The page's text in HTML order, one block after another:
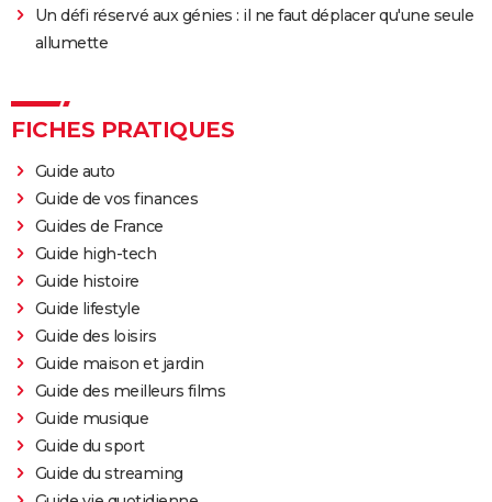
Un défi réservé aux génies : il ne faut déplacer qu'une seule
allumette
FICHES PRATIQUES
Guide auto
Guide de vos finances
Guides de France
Guide high-tech
Guide histoire
Guide lifestyle
Guide des loisirs
Guide maison et jardin
Guide des meilleurs films
Guide musique
Guide du sport
Guide du streaming